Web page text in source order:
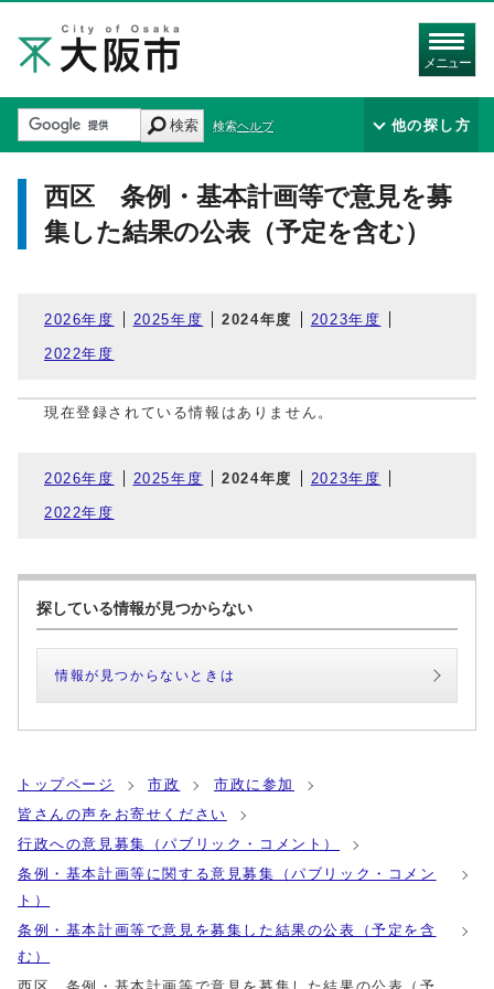
メニュー
検索 検索ヘルプ 他の探し方
西区 条例・基本計画等で意見を募
集した結果の公表（予定を含む）
2026年度 2025年度 2024年度 2023年度
2022年度
現在登録されている情報はありません。
2026年度 2025年度 2024年度 2023年度
2022年度
探している情報が見つからない
情報が見つからないときは
トップページ 市政
市政に参加
皆さんの声をお寄せください
行政への意見募集（パブリック・コメント）
条例・基本計画等に関する意見募集（パブリック・コメン
ト）
条例・基本計画等で意見を募集した結果の公表（予定を含
む）